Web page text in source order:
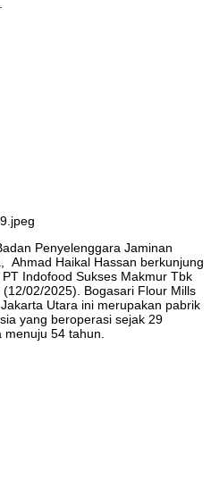
Penyelenggara Jaminan
Ahmad Haikal Hassan berkunjung
Indofood Sukses Makmur Tbk
02/2025). Bogasari Flour Mills
Utara ini merupakan pabrik
yang beroperasi sejak 29
menuju 54 tahun.